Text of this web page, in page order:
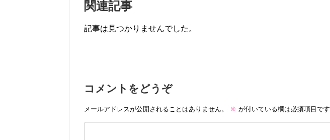
関連記事
記事は見つかりませんでした。
コメントをどうぞ
メールアドレスが公開されることはありません。 ※ が付いている欄は必須項目です